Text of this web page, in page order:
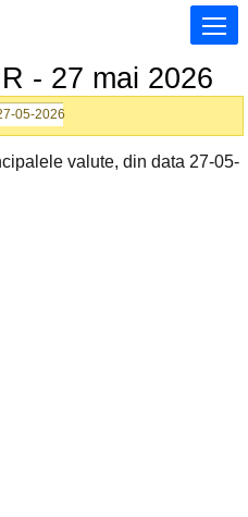
- 27 mai 2026
valute, din data 27-05-